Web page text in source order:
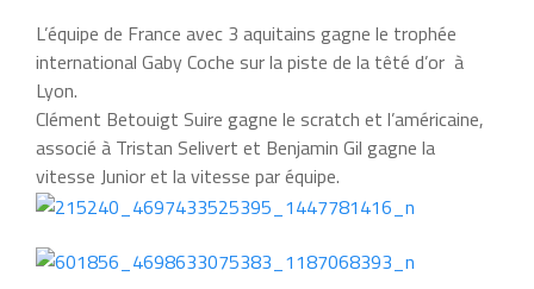
L’équipe de France avec 3 aquitains gagne le trophée
international Gaby Coche sur la piste de la têté d’or à
Lyon.
Clément Betouigt Suire gagne le scratch et l’américaine,
associé à Tristan Selivert et Benjamin Gil gagne la
vitesse Junior et la vitesse par équipe.